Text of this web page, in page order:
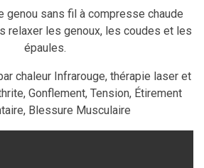
genou sans fil à compresse chaude
relaxer les genoux, les coudes et les
épaules.
chaleur Infrarouge, thérapie laser et
Gonflement, Tension, Étirement
Blessure Musculaire